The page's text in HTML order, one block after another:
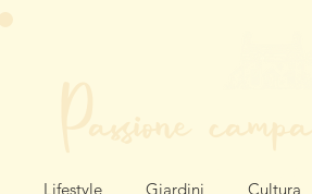
Passione
Lifestyle Giardini Cultura